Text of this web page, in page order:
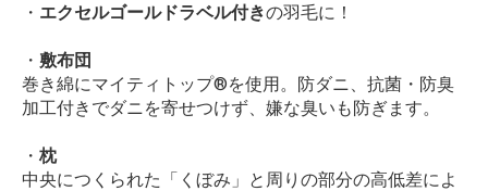
・ エクセルゴールドラベル付きの羽毛に！
・ 敷布団
巻き綿にマイティトップ®を使用。防ダニ、抗菌・防臭
加工付きでダニを寄せつけず、嫌な臭いも防ぎます。
・ 枕
中央につくられた「くぼみ」と周りの部分の高低差によ